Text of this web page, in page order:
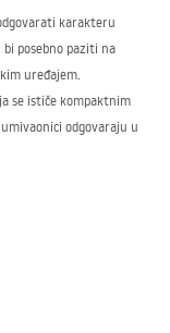
karakteru
posebno paziti na
uređajem.
se ističe kompaktnim
odgovaraju u